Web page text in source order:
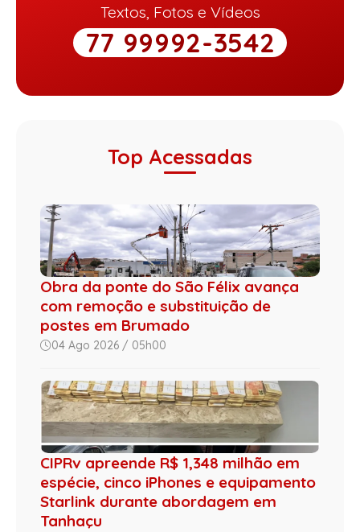
Textos, Fotos e Vídeos
77 99992-3542
Top Acessadas
Obra da ponte do São Félix avança
com remoção e substituição de
postes em Brumado
04 Ago 2026 / 05h00
CIPRv apreende R$ 1,348 milhão em
espécie, cinco iPhones e equipamento
Starlink durante abordagem em
Tanhaçu